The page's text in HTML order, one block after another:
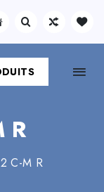
R
C-M R